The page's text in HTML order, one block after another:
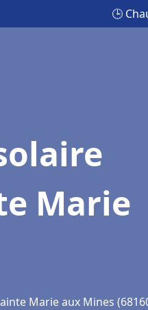
🕒
Marie
Marie aux Mines